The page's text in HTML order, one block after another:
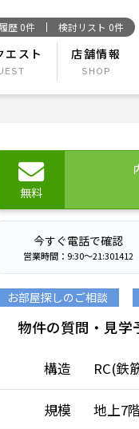
歴 0件 検討リスト 0件
エスト 店舗情報
無料
今すぐ電話で確認
営業時間：9:30〜21:301412
お部屋探しのご相談
物件の質問・見学
構造 RC(鉄
規模 地上7